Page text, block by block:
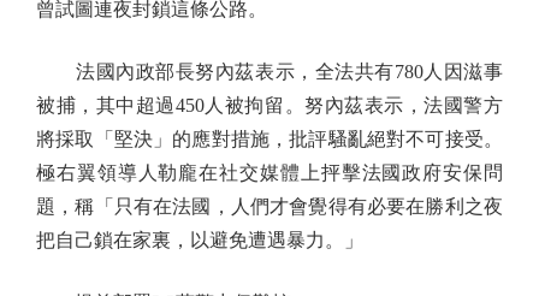
曾試圖連夜封鎖這條公路。
法國內政部長努內茲表示，全法共有780人因滋事
被捕，其中超過450人被拘留。努內茲表示，法國警方
將採取「堅決」的應對措施，批評騷亂絕對不可接受。
極右翼領導人勒龐在社交媒體上抨擊法國政府安保問
題，稱「只有在法國，人們才會覺得有必要在勝利之夜
把自己鎖在家裏，以避免遭遇暴力。」